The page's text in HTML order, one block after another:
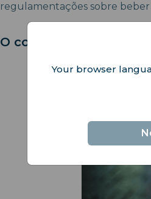
regulamentações sobre
O consumo de bebidas
Your browser